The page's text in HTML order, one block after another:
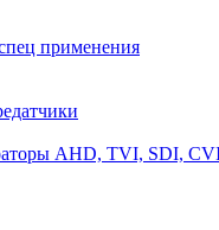
применения
AHD, TVI, SDI,